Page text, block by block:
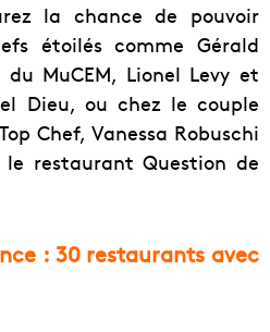
la chance de pouvoir
étoilés comme Gérald
MuCEM, Lionel Levy et
Dieu, ou chez le couple
Chef, Vanessa Robuschi
restaurant Question de
: 30 restaurants avec